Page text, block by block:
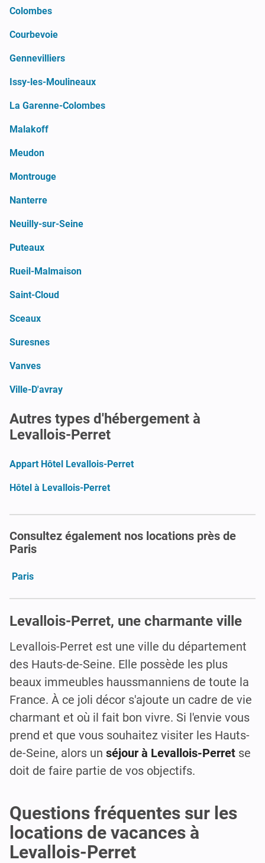
Colombes
Courbevoie
Gennevilliers
Issy-les-Moulineaux
La Garenne-Colombes
Malakoff
Meudon
Montrouge
Nanterre
Neuilly-sur-Seine
Puteaux
Rueil-Malmaison
Saint-Cloud
Sceaux
Suresnes
Vanves
Ville-D'avray
Autres types d'hébergement à
Levallois-Perret
Appart Hôtel Levallois-Perret
Hôtel à Levallois-Perret
Consultez également nos locations près de
Paris
Paris
Levallois-Perret, une charmante ville
Levallois-Perret est une ville du département
des Hauts-de-Seine. Elle possède les plus
beaux immeubles haussmanniens de toute la
France. À ce joli décor s'ajoute un cadre de vie
charmant et où il fait bon vivre. Si l'envie vous
prend et que vous souhaitez visiter les Hauts-
de-Seine, alors un séjour à Levallois-Perret se
doit de faire partie de vos objectifs.
Questions fréquentes sur les
locations de vacances à
Levallois-Perret